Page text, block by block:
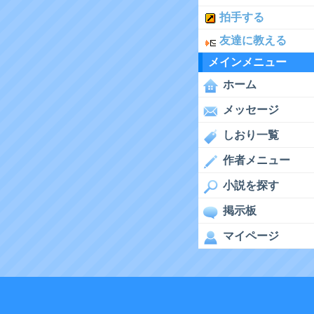
拍手する
友達に教える
メインメニュー
ホーム
メッセージ
しおり一覧
作者メニュー
小説を探す
掲示板
マイページ